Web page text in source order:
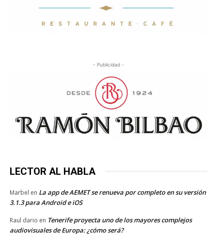
- Publicidad -
LECTOR AL HABLA
Marbel en La app de AEMET se renueva por completo en su versión
3.1.3 para Android e iOS
Raul dario en Tenerife proyecta uno de los mayores complejos
audiovisuales de Europa: ¿cómo será?